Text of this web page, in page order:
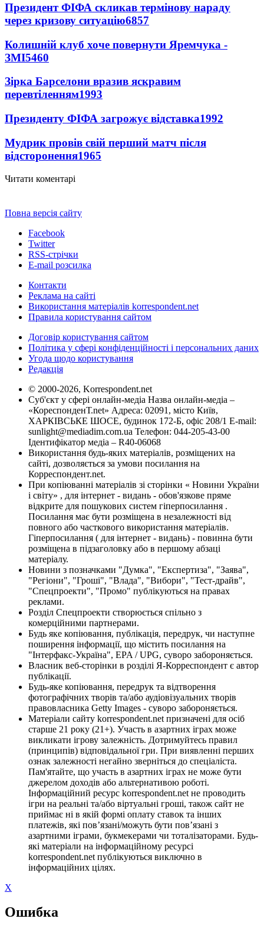
Президент ФІФА скликав термінову нараду
через кризову ситуацію6857
Колишній клуб хоче повернути Яремчука -
ЗМІ5460
Зірка Барселони вразив яскравим
перевтіленням1993
Президенту ФІФА загрожує відставка1992
Мудрик провів свій перший матч після
відсторонення1965
Читати коментарі
Повна версія сайту
Facebook
Twitter
RSS-стрічки
E-mail розсилка
Контакти
Реклама на сайті
Використання матеріалів korrespondent.net
Правила користування сайтом
Договір користування сайтом
Політика у сфері конфіденційності і персональних даних
Угода щодо користування
Редакція
© 2000-2026, Korrespondent.net
Суб'єкт у сфері онлайн-медіа Назва онлайн-медіа –
«КореспонденТ.net» Адреса: 02091, місто Київ,
ХАРКІВСЬКЕ ШОСЕ, будинок 172-Б, офіс 208/1 E-mail:
sunlight@mediadim.com.ua Телефон: 044-205-43-00
Ідентифікатор медіа – R40-06068
Використання будь-яких матеріалів, розміщених на
сайті, дозволяється за умови посилання на
Корреспондент.net.
При копіюванні матеріалів зі сторінки « Новини України
і світу» , для інтернет - видань - обов'язкове пряме
відкрите для пошукових систем гіперпосилання .
Посилання має бути розміщена в незалежності від
повного або часткового використання матеріалів.
Гіперпосилання ( для інтернет - видань) - повинна бути
розміщена в підзаголовку або в першому абзаці
матеріалу.
Новини з позначками "Думка", "Експертиза", "Заява",
"Регіони", "Гроші", "Влада", "Вибори", "Тест-драйв",
"Спецпроекти", "Промо" публікуються на правах
реклами.
Розділ Спецпроекти створюється спільно з
комерційними партнерами.
Будь яке копіювання, публікація, передрук, чи наступне
поширення інформації, що містить посилання на
"Інтерфакс-Україна", EPA / UPG, суворо забороняється.
Власник веб-сторінки в розділі Я-Корреспондент є автор
публікації.
Будь-яке копіювання, передрук та відтворення
фотографічних творів та/або аудіовізуальних творів
правовласника Getty Images - суворо забороняється.
Матеріали сайту korrespondent.net призначені для осіб
старше 21 року (21+). Участь в азартних іграх може
викликати ігрову залежність. Дотримуйтесь правил
(принципів) відповідальної гри. При виявленні перших
ознак залежності негайно зверніться до спеціаліста.
Пам'ятайте, що участь в азартних іграх не може бути
джерелом доходів або альтернативою роботі.
Інформаційний ресурс korrespondent.net не проводить
ігри на реальні та/або віртуальні гроші, також сайт не
приймає ні в якій формі оплату ставок та інших
платежів, які пов’язані/можуть бути пов’язані з
азартними іграми, букмекерами чи тоталізаторами. Будь-
які матеріали на інформаційному ресурсі
korrespondent.net публікуються виключно в
інформаційних цілях.
X
Ошибка